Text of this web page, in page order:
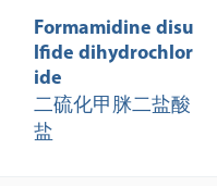
Formamidine disu
lfide dihydrochlor
ide
二硫化甲脒二盐酸
盐